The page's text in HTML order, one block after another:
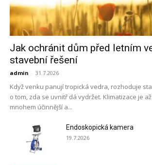
Jak ochránit dům před letním
stavební řešení
admin - 31.7.2026
Když venku panují tropická vedra, rozhoduje
o tom, zda se uvnitř dá vydržet. Klimatizace je
mnohem účinnější a...
Endoskopická kamera
19.7.2026